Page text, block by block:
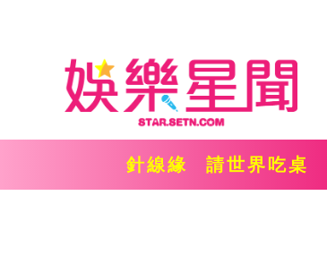
針線緣 請世界吃桌